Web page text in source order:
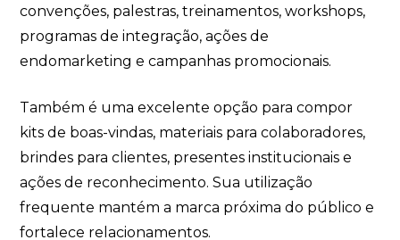
convenções, palestras, treinamentos, workshops,
programas de integração, ações de
endomarketing e campanhas promocionais.
Também é uma excelente opção para compor
kits de boas-vindas, materiais para colaboradores,
brindes para clientes, presentes institucionais e
ações de reconhecimento. Sua utilização
frequente mantém a marca próxima do público e
fortalece relacionamentos.